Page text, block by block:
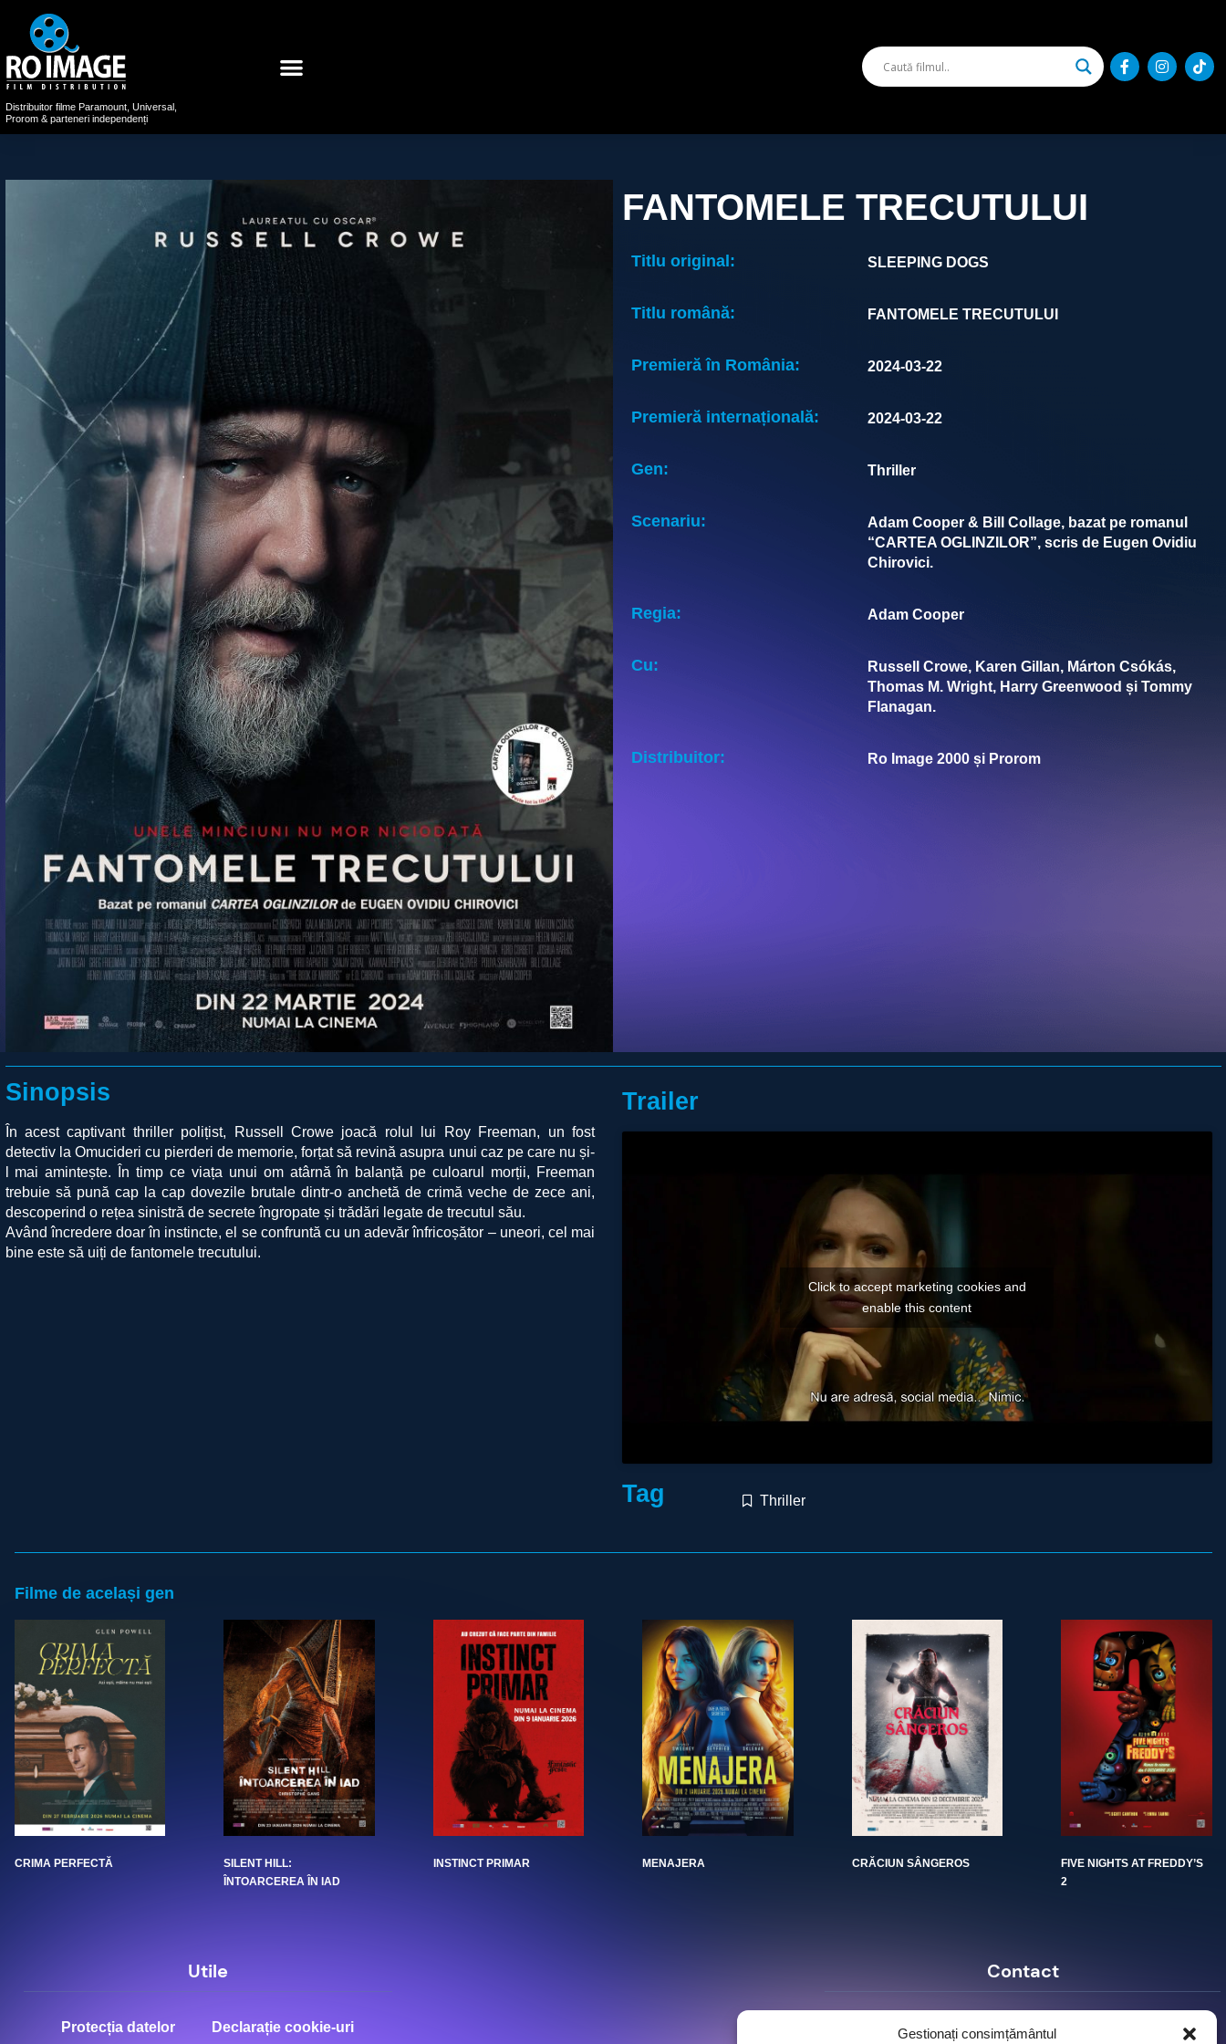
Gestionați consimțământul
Distribuitor filme Paramount, Universal,
Prorom & parteneri independenți
FANTOMELE TRECUTULUI
Titlu original: SLEEPING DOGS
Titlu română: FANTOMELE TRECUTULUI
Premieră în România: 2024-03-22
Premieră internațională: 2024-03-22
Gen: Thriller
Scenariu:
Adam Cooper & Bill Collage, bazat pe romanul
“CARTEA OGLINZILOR”, scris de Eugen Ovidiu
Chirovici.
Regia: Adam Cooper
Cu:
Russell Crowe, Karen Gillan, Márton Csókás,
Thomas M. Wright, Harry Greenwood și Tommy
Flanagan.
Distribuitor: Ro Image 2000 și Prorom
Sinopsis
În acest captivant thriller polițist, Russell Crowe joacă rolul lui Roy Freeman, un fost
detectiv la Omucideri cu pierderi de memorie, forțat să revină asupra unui caz pe care nu și-
l mai amintește. În timp ce viața unui om atârnă în balanță pe culoarul morții, Freeman
trebuie să pună cap la cap dovezile brutale dintr-o anchetă de crimă veche de zece ani,
descoperind o rețea sinistră de secrete îngropate și trădări legate de trecutul său.
Având încredere doar în instincte, el se confruntă cu un adevăr înfricoșător – uneori, cel mai
bine este să uiți de fantomele trecutului.
Trailer
Click to accept marketing cookies and
enable this content
Tag Thriller
Filme de același gen
CRIMA PERFECTĂ
SILENT HILL:
ÎNTOARCEREA ÎN IAD
INSTINCT PRIMAR MENAJERA CRĂCIUN SÂNGEROS
FIVE NIGHTS AT FREDDY’S
2
Utile
Protecția datelor Declarație cookie-uri
Contact
Strada Mihai Eminescu, nr. 142, et.7, ap. 23,